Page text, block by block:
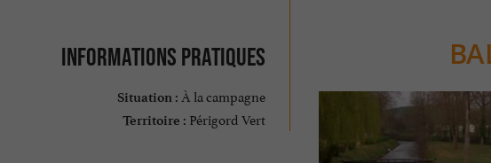
Informations pratiques
Situation : À la campagne
Territoire : Périgord Vert